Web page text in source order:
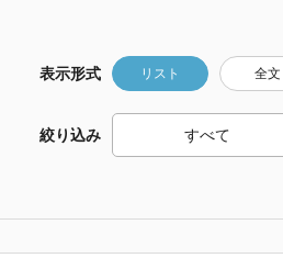
表示形式 リスト 全文
絞り込み